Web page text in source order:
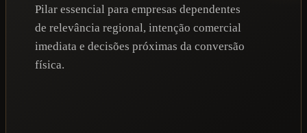
Pilar essencial para empresas dependentes
de relevância regional, intenção comercial
imediata e decisões próximas da conversão
física.